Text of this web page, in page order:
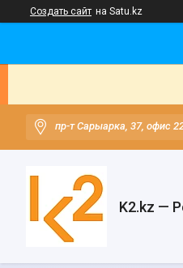
Создать сайт на Satu.kz
пр-т Сарыарка, 37, офис
K2.kz —